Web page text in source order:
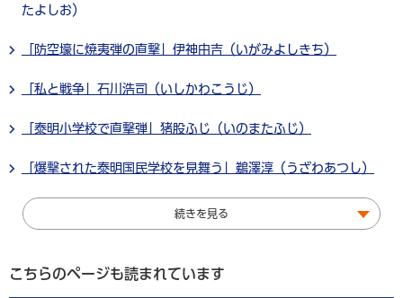
たよしお）
「防空壕に焼夷弾の直撃」伊神由吉（いがみよしきち）
「私と戦争」石川浩司（いしかわこうじ）
「泰明小学校で直撃弾」猪股ふじ（いのまたふじ）
「爆撃された泰明国民学校を見舞う」鵜澤淳（うざわあつし）
続きを見る
こちらのページも読まれています